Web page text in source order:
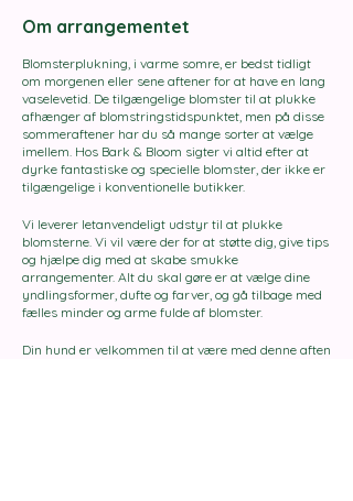
Om arrangementet
Blomsterplukning, i varme somre, er bedst tidligt
om morgenen eller sene aftener for at have en lang
vaselevetid. De tilgængelige blomster til at plukke
afhænger af blomstringstidspunktet, men på disse
sommeraftener har du så mange sorter at vælge
imellem. Hos Bark & Bloom sigter vi altid efter at
dyrke fantastiske og specielle blomster, der ikke er
tilgængelige i konventionelle butikker.
Vi leverer letanvendeligt udstyr til at plukke
blomsterne. Vi vil være der for at støtte dig, give tips
og hjælpe dig med at skabe smukke
arrangementer. Alt du skal gøre er at vælge dine
yndlingsformer, dufte og farver, og gå tilbage med
fælles minder og arme fulde af blomster.
Din hund er velkommen til at være med denne aften